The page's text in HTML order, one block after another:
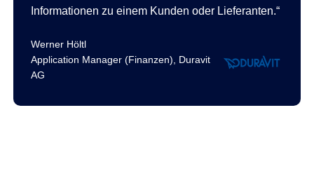
Informationen zu einem Kunden oder Lieferanten.
Werner Höltl
Application Manager (Finanzen), Duravit
AG